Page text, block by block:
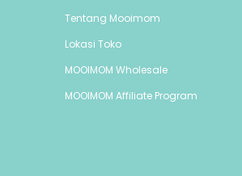
Tentang Mooimom
Lokasi Toko
MOOIMOM Wholesale
MOOIMOM Affiliate Program